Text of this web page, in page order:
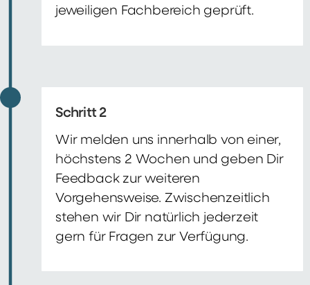
jeweiligen Fachbereich geprüft.
Schritt 2
Wir melden uns innerhalb von einer,
höchstens 2 Wochen und geben Dir
Feedback zur weiteren
Vorgehensweise. Zwischenzeitlich
stehen wir Dir natürlich jederzeit
gern für Fragen zur Verfügung.